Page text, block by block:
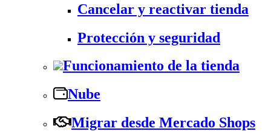
Cancelar y reactivar tienda
Protección y seguridad
Funcionamiento de la tienda
Nube
Migrar desde Mercado Shops